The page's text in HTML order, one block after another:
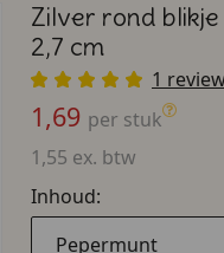
Zilver rond
2,7 cm
1
1,69 per stuk
1,55 ex. btw
Inhoud:
Pepermunt